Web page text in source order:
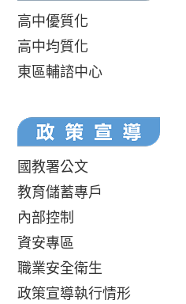
高中優質化
高中均質化
東區輔諮中心
國教署公文
教育儲蓄專戶
內部控制
資安專區
職業安全衛生
政策宣導執行情形